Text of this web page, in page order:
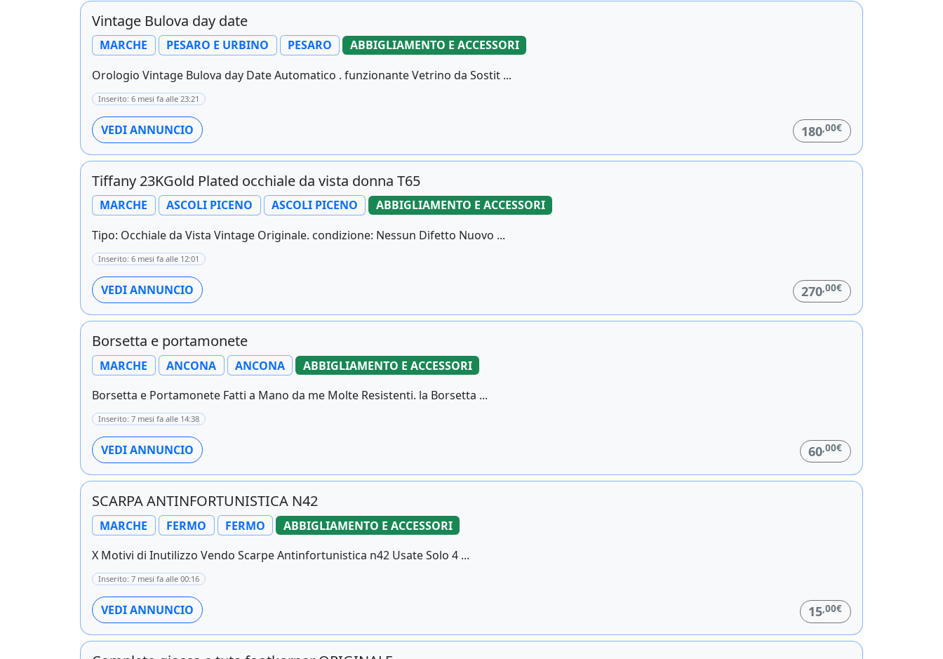
Vintage Bulova day date
MARCHE PESARO E URBINO PESARO
ABBIGLIAMENTO E ACCESSORI
Orologio Vintage Bulova day Date Automatico . funzionante Vetrino da Sostit ...
Inserito: 6 mesi fa alle 23:21
VEDI ANNUNCIO 180,00€
Tiffany 23KGold Plated occhiale da vista donna T65
MARCHE ASCOLI PICENO ASCOLI PICENO
ABBIGLIAMENTO E ACCESSORI
Tipo: Occhiale da Vista Vintage Originale. condizione: Nessun Difetto Nuovo ...
Inserito: 6 mesi fa alle 12:01
VEDI ANNUNCIO 270,00€
Borsetta e portamonete
MARCHE ANCONA ANCONA
ABBIGLIAMENTO E ACCESSORI
Borsetta e Portamonete Fatti a Mano da me Molte Resistenti. la Borsetta ...
Inserito: 7 mesi fa alle 14:38
VEDI ANNUNCIO 60,00€
SCARPA ANTINFORTUNISTICA N42
MARCHE FERMO FERMO
ABBIGLIAMENTO E ACCESSORI
X Motivi di Inutilizzo Vendo Scarpe Antinfortunistica n42 Usate Solo 4 ...
Inserito: 7 mesi fa alle 00:16
VEDI ANNUNCIO 15 ,00€